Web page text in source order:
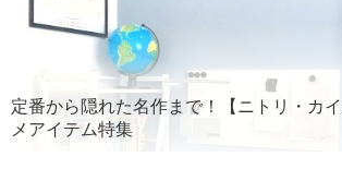
定番から隠れた名作まで！【ニトリ・カ
メアイテム特集